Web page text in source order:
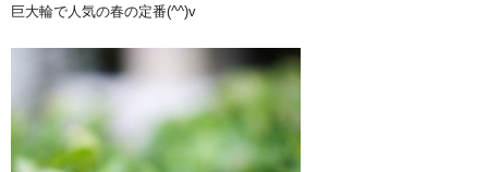
巨大輪で人気の春の定番(^^)v